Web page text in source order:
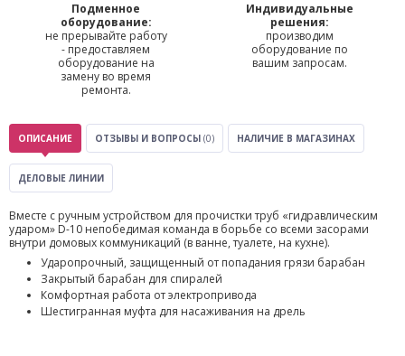
Подменное
оборудование:
не прерывайте работу
- предоставляем
оборудование на
замену во время
ремонта.
Индивидуальные
решения:
производим
оборудование по
вашим запросам.
ОПИСАНИЕ ОТЗЫВЫ И ВОПРОСЫ (0) НАЛИЧИЕ В МАГАЗИНАХ
ДЕЛОВЫЕ ЛИНИИ
Вместе с ручным устройством для прочистки труб «гидравлическим
ударом» D-10 непобедимая команда в борьбе со всеми засорами
внутри домовых коммуникаций (в ванне, туалете, на кухне).
Ударопрочный, защищенный от попадания грязи барабан
Закрытый барабан для спиралей
Комфортная работа от электропривода
Шестигранная муфта для насаживания на дрель